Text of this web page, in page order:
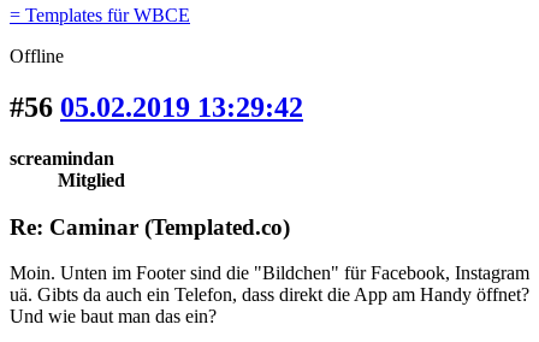
= Templates für WBCE
Offline
#56 05.02.2019 13:29:42
screamindan
Mitglied
Re: Caminar (Templated.co)
Moin. Unten im Footer sind die "Bildchen" für Facebook, Instagram
uä. Gibts da auch ein Telefon, dass direkt die App am Handy öffnet?
Und wie baut man das ein?